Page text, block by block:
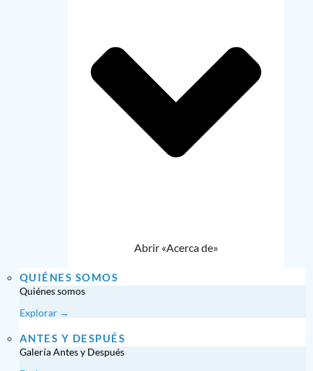
Abrir «Acerca de»
QUIÉNES SOMOS
Quiénes somos
Explorar →
ANTES Y DESPUÉS
Galería Antes y Después